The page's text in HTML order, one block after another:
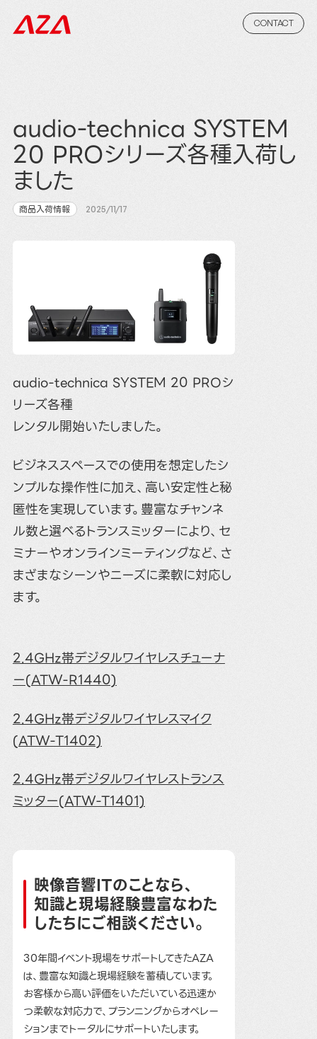
CONTACT
audio-technica SYSTEM
20 PROシリーズ各種入荷し
ました
商品入荷情報 2025/11/17
audio-technica SYSTEM 20 PROシ
リーズ各種
レンタル開始いたしました。
ビジネススペースでの使用を想定したシ
ンプルな操作性に加え、高い安定性と秘
匿性を実現しています。豊富なチャンネ
ル数と選べるトランスミッターにより、セ
ミナーやオンラインミーティングなど、さ
まざまなシーンやニーズに柔軟に対応し
ます。
2.4GHz帯デジタルワイヤレスチューナ
ー(ATW-R1440)
2.4GHz帯デジタルワイヤレスマイク
(ATW-T1402)
2.4GHz帯デジタルワイヤレストランス
ミッター(ATW-T1401)
映像音響ITのことなら、
知識と現場経験豊富なわた
したちにご相談ください。
30年間イベント現場をサポートしてきたAZA
は、豊富な知識と現場経験を蓄積しています。
お客様から高い評価をいただいている迅速か
つ柔軟な対応力で、プランニングからオペレー
ションまでトータルにサポートいたします。